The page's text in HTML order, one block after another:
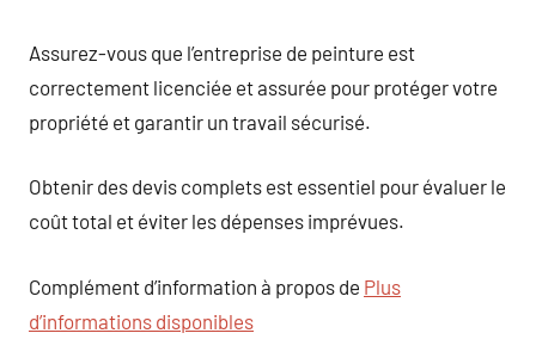
Assurez-vous que l’entreprise de peinture est
correctement licenciée et assurée pour protéger votre
propriété et garantir un travail sécurisé.
Obtenir des devis complets est essentiel pour évaluer le
coût total et éviter les dépenses imprévues.
Complément d’information à propos de Plus
d’informations disponibles